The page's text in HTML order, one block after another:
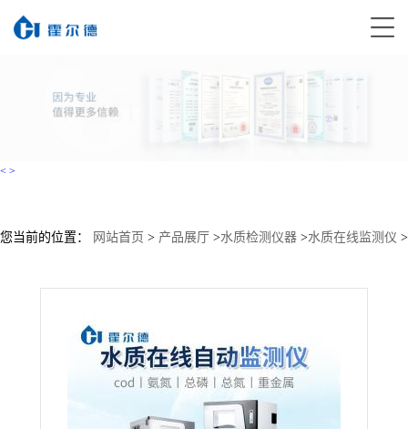
< >
您当前的位置： 网站首页 > 产品展厅 >水质检测仪器 >水质在线监测仪 >